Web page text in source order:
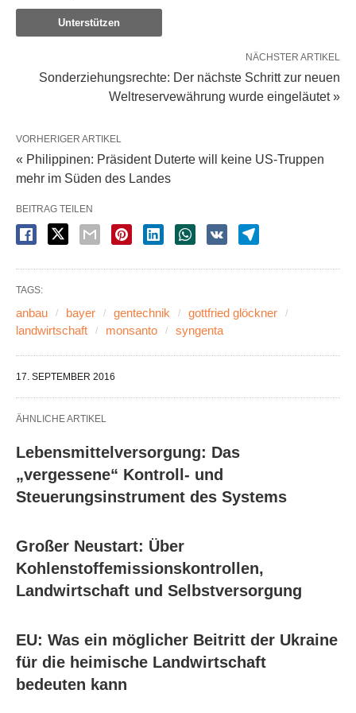
Unterstützen
NÄCHSTER ARTIKEL
Sonderziehungsrechte: Der nächste Schritt zur neuen
Weltreservewährung wurde eingeläutet »
VORHERIGER ARTIKEL
« Philippinen: Präsident Duterte will keine US-Truppen
mehr im Süden des Landes
BEITRAG TEILEN
TAGS:
anbau bayer gentechnik
gottfried glöckner
landwirtschaft
monsanto syngenta
17. SEPTEMBER 2016
ÄHNLICHE ARTIKEL
Lebensmittelversorgung: Das
„vergessene“ Kontroll- und
Steuerungsinstrument des Systems
Großer Neustart: Über
Kohlenstoffemissionskontrollen,
Landwirtschaft und Selbstversorgung
EU: Was ein möglicher Beitritt der Ukraine
für die heimische Landwirtschaft
bedeuten kann